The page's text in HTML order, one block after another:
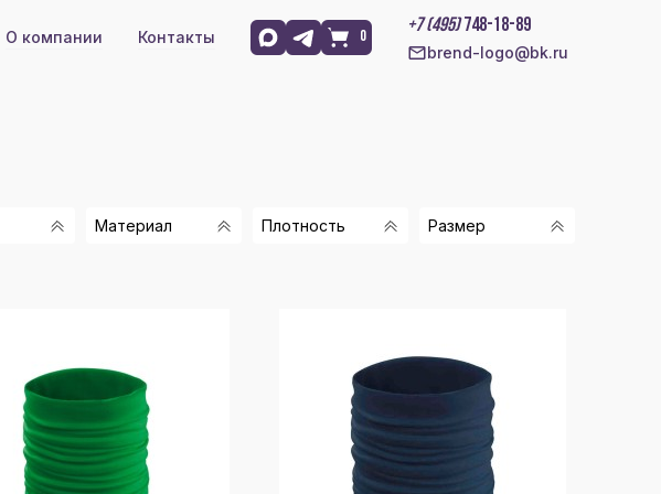
О компании Контакты 0
+7 (495)748-18-89
brend-logo@bk.ru
Материал
МОДАЛ
ФЛИС, 100%
ПОЛИЭСТЕР
100% ШЕРСТЬ
Плотность
260 Г/М2
120 Г/М2
210 Г/М2
Размер